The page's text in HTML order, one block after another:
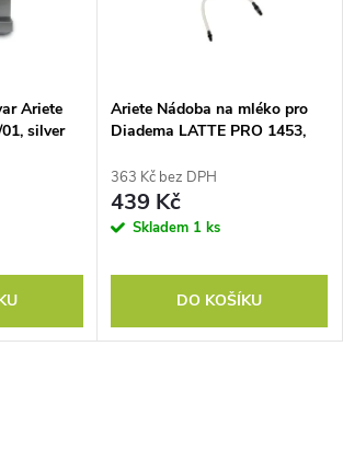
Ariete
silver
Ariete Nádoba na mléko pro
Diadema LATTE PRO 1453,
363 Kč bez DPH
439 Kč
Skladem 1 ks
DO KOŠÍKU